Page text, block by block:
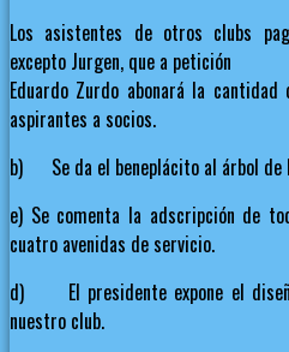
Los asistentes de otros clubs
excepto Jurgen, que a petición
Eduardo Zurdo abonará la
aspirantes a socios.
b) Se da el beneplácito al árbol de
e) Se comenta la adscripción de
cuatro avenidas de servicio.
d) El presidente expone el
nuestro club.